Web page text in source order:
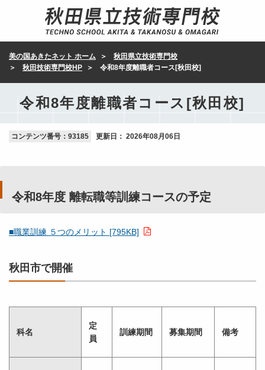
美の国あきたネット ホーム
秋田県立技術専門校
秋田技術専門校HP
令和8年度離職者コース[秋田校]
令和8年度離職者コース[秋田校]
コンテンツ番号：93185 更新日： 2026年08月06日
令和8年度 離転職等訓練コースの予定
■職業訓練 ５つのメリット [795KB]
秋田市で開催
科名
定
員
訓練期間 募集期間 備考